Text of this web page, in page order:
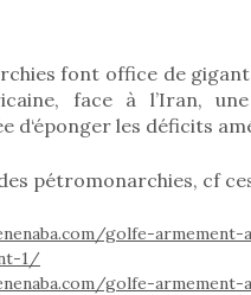
font office de
face à l’Iran,
d‘éponger les déficits
pétromonarchies, cf
golfe-armement-
1/
golfe-armement-